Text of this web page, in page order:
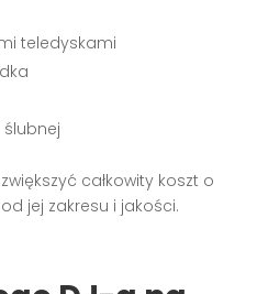
teledyskami
ślubnej
całkowity koszt o
jej zakresu i jakości.